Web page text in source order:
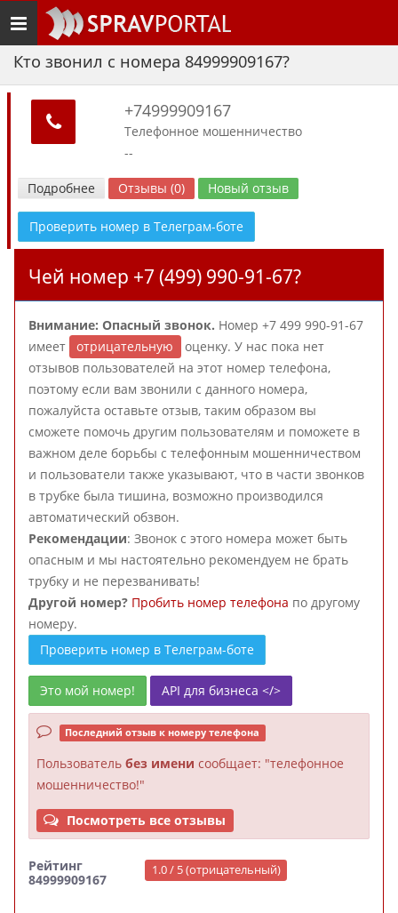
Toggle
navigation
Кто звонил с номера 84999909167?
+74999909167
Телефонное мошенничество
--
Подробнее Отзывы (0) Новый отзыв
Проверить номер в Телеграм-боте
Чей номер +7 (499) 990-91-67?
Внимание: Опасный звонок. Номер +7 499 990-91-67
имеет
отрицательную
оценку. У нас пока нет
отзывов пользователей на этот номер телефона,
поэтому если вам звонили с данного номера,
пожалуйста оставьте отзыв, таким образом вы
сможете помочь другим пользователям и поможете в
важном деле борьбы с телефонным мошенничеством
и пользователи также указывают, что в части звонков
в трубке была тишина, возможно производился
автоматический обзвон.
Рекомендации: Звонок с этого номера может быть
опасным и мы настоятельно рекомендуем не брать
трубку и не перезванивать!
Другой номер? Пробить номер телефона по другому
номеру.
Проверить номер в Телеграм-боте
Это мой номер! API для бизнеса </>
Последний отзыв к номеру телефона
Пользователь без имени сообщает: "телефонное
мошенничество!"
Посмотреть все отзывы
Рейтинг
84999909167
1.0 / 5 (отрицательный)